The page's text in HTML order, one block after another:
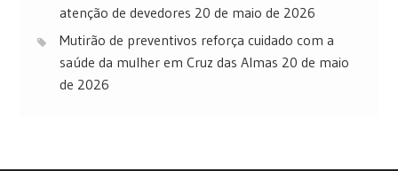
atenção de devedores 20 de maio de 2026
Mutirão de preventivos reforça cuidado com a
saúde da mulher em Cruz das Almas 20 de maio
de 2026